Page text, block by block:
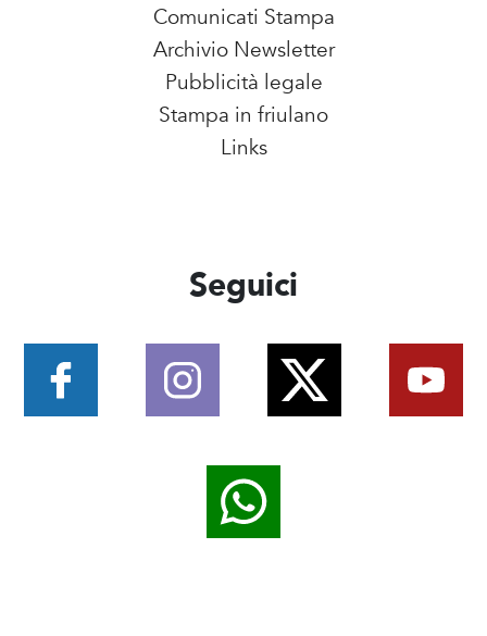
Comunicati Stampa
Archivio Newsletter
Pubblicità legale
Stampa in friulano
Links
Seguici